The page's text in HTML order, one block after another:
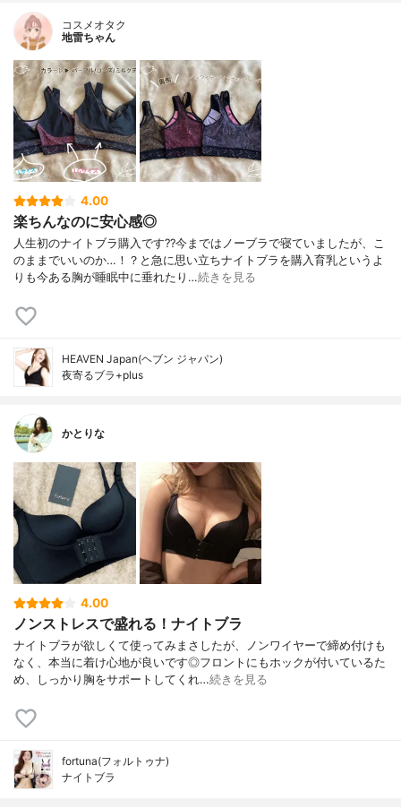
コスメオタク
地雷ちゃん
4.00
楽ちんなのに安心感◎
人生初のナイトブラ購入です??今まではノーブラで寝ていましたが、こ
のままでいいのか…！？と急に思い立ちナイトブラを購入育乳というよ
りも今ある胸が睡眠中に垂れたり…続きを見る
HEAVEN Japan(ヘブン ジャパン)
夜寄るブラ+plus
かとりな
4.00
ノンストレスで盛れる！ナイトブラ
ナイトブラが欲しくて使ってみまさしたが、ノンワイヤーで締め付けも
なく、本当に着け心地が良いです◎フロントにもホックが付いているた
め、しっかり胸をサポートしてくれ…続きを見る
fortuna(フォルトゥナ)
ナイトブラ